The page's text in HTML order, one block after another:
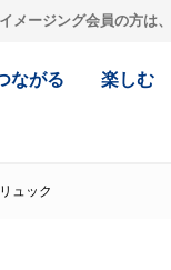
メージング会員の方は、
ながる 楽しむ
ュック